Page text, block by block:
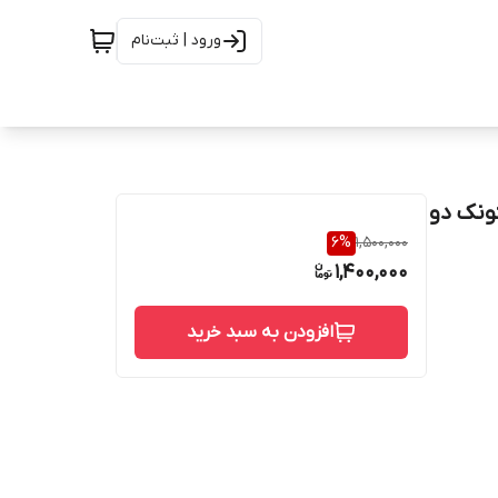
ورود | ثبت‌نام
شیشه شیر اونت 580000 پستونک دو
1,500,000
6%
1,400,000
افزودن به سبد خرید